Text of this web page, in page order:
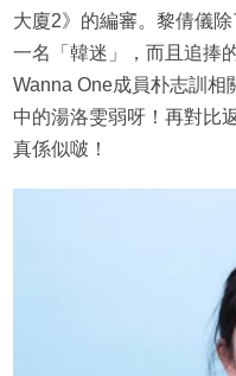
大廈2》的編審。黎倩儀
一名「韓迷」，而且追捧
Wanna One成員朴志訓相
中的湯洛雯弱呀！再對比
真係似啵！